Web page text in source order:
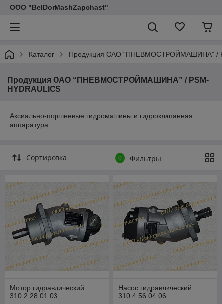
ООО "BelDorMashZapchast"
Каталог Продукция ОАО “ПНЕВМОСТРОЙМАШИНА” /
Продукция ОАО “ПНЕВМОСТРОЙМАШИНА” / PSM-
HYDRAULICS
Аксиально-поршневые гидромашины и гидроклапанная
аппаратура
Сортировка 0 Фильтры
Мотор гидравлический
310.2.28.01.03
Насос гидравлический
310.4.56.04.06